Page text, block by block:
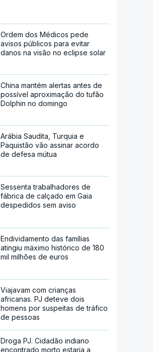
Ordem dos Médicos pede
avisos públicos para evitar
danos na visão no eclipse solar
China mantém alertas antes de
possível aproximação do tufão
Dolphin no domingo
Arábia Saudita, Turquia e
Paquistão vão assinar acordo
de defesa mútua
Sessenta trabalhadores de
fábrica de calçado em Gaia
despedidos sem aviso
Endividamento das famílias
atingiu máximo histórico de 180
mil milhões de euros
Viajavam com crianças
africanas. PJ deteve dois
homens por suspeitas de tráfico
de pessoas
Droga PJ. Cidadão indiano
encontrado morto estaria a